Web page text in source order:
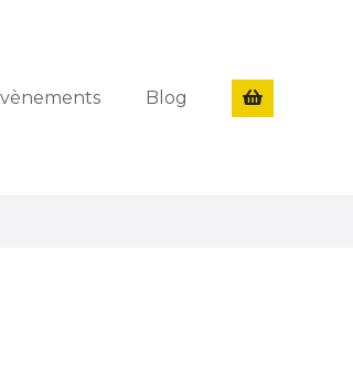
Blog